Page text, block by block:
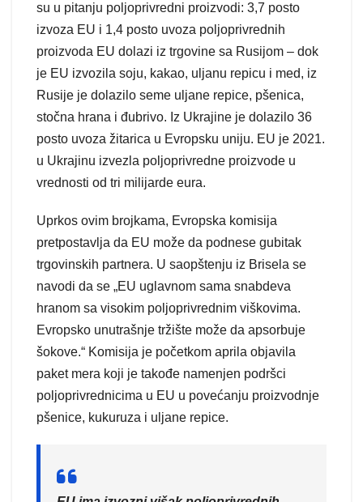
su u pitanju poljoprivredni proizvodi: 3,7 posto
izvoza EU i 1,4 posto uvoza poljoprivrednih
proizvoda EU dolazi iz trgovine sa Rusijom – dok
je EU izvozila soju, kakao, uljanu repicu i med, iz
Rusije je dolazilo seme uljane repice, pšenica,
stočna hrana i đubrivo. Iz Ukrajine je dolazilo 36
posto uvoza žitarica u Evropsku uniju. EU je 2021.
u Ukrajinu izvezla poljoprivredne proizvode u
vrednosti od tri milijarde eura.
Uprkos ovim brojkama, Evropska komisija
pretpostavlja da EU može da podnese gubitak
trgovinskih partnera. U saopštenju iz Brisela se
navodi da se „EU uglavnom sama snabdeva
hranom sa visokim poljoprivrednim viškovima.
Evropsko unutrašnje tržište može da apsorbuje
šokove.“ Komisija je početkom aprila objavila
paket mera koji je takođe namenjen podršci
poljoprivrednicima u EU u povećanju proizvodnje
pšenice, kukuruza i uljane repice.